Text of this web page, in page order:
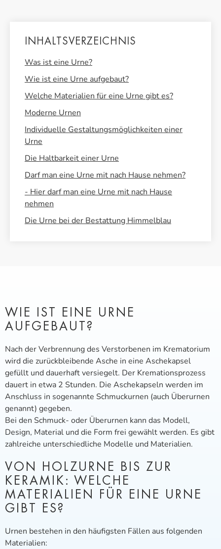
INHALTSVERZEICHNIS
Was ist eine Urne?
Wie ist eine Urne aufgebaut?
Welche Materialien für eine Urne gibt es?
Moderne Urnen
Individuelle Gestaltungsmöglichkeiten einer
Urne
Die Haltbarkeit einer Urne
Darf man eine Urne mit nach Hause nehmen?
- Hier darf man eine Urne mit nach Hause
nehmen
Die Urne bei der Bestattung Himmelblau
WIE IST EINE URNE
AUFGEBAUT?
Nach der Verbrennung des Verstorbenen im Krematorium
wird die zurückbleibende Asche in eine Aschekapsel
gefüllt und dauerhaft versiegelt. Der Kremationsprozess
dauert in etwa 2 Stunden. Die Aschekapseln werden im
Anschluss in sogenannte Schmuckurnen (auch Überurnen
genannt) gegeben.
Bei den Schmuck- oder Überurnen kann das Modell,
Design, Material und die Form frei gewählt werden. Es gibt
zahlreiche unterschiedliche Modelle und Materialien.
VON HOLZURNE BIS ZUR
KERAMIK: WELCHE
MATERIALIEN FÜR EINE URNE
GIBT ES?
Urnen bestehen in den häufigsten Fällen aus folgenden
Materialien: